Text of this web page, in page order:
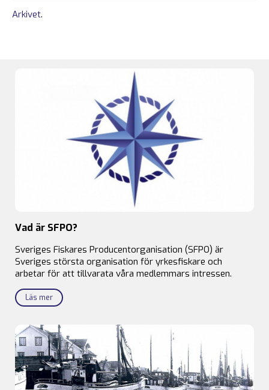
Arkivet.
Vad är SFPO?
Sveriges Fiskares Producentorganisation (SFPO) är
Sveriges största organisation för yrkesfiskare och
arbetar för att tillvarata våra medlemmars intressen.
Läs mer